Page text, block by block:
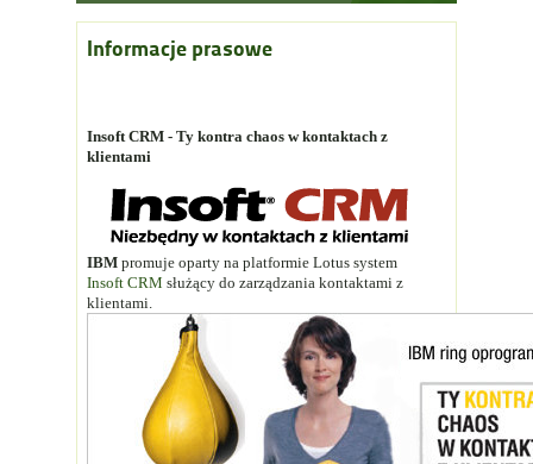
Informacje prasowe
Insoft CRM - Ty kontra chaos w kontaktach z
klientami
IBM promuje oparty na platformie Lotus system
Insoft CRM służący do zarządzania kontaktami z
klientami.